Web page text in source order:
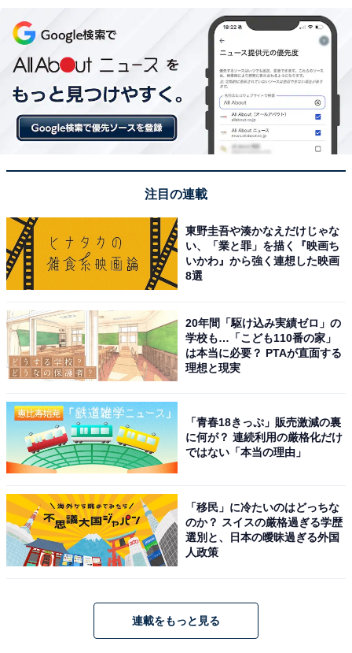
気持ち良い
地元の食材を活かしたこだわりの和会席がとても美
味しい
スタッフが笑顔で親切に対応してくれておもてなし
アクセス・料金・宿泊情報は？
アクセス
交通手段：佐賀駅バスセンターから昭和バス 古湯線 富士
支所前行で「古湯温泉バス停」まで約45分、「古湯温泉
注目の連載
東野圭吾や湊かなえだけじゃな
い、「業と罪」を描く『映画ち
いかわ』から強く連想した映画
8選
20年間「駆け込み実績ゼロ」の
学校も…「こども110番の家」
は本当に必要？ PTAが直面する
理想と現実
「青春18きっぷ」販売激減の裏
に何が？ 連続利用の厳格化だけ
ではない「本当の理由」
「移民」に冷たいのはどっちな
のか？ スイスの厳格過ぎる学歴
選別と、日本の曖昧過ぎる外国
人政策
連載をもっと見る